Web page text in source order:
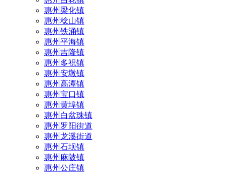
惠州梁化镇
惠州稔山镇
惠州铁涌镇
惠州平海镇
惠州吉隆镇
惠州多祝镇
惠州安墩镇
惠州高潭镇
惠州宝口镇
惠州黄埠镇
惠州白盆珠镇
惠州罗阳街道
惠州龙溪街道
惠州石坝镇
惠州麻陂镇
惠州公庄镇